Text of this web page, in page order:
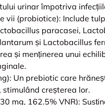
urinar împotriva
vii (probiotice): Include
paracasei,
și Lactobacillus
și menținerea unui
Un prebiotic care
creșterea lor.
mg, 162.5% VNR):